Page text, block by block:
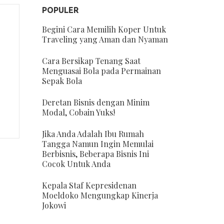
POPULER
Begini Cara Memilih Koper Untuk
Traveling yang Aman dan Nyaman
Cara Bersikap Tenang Saat
Menguasai Bola pada Permainan
Sepak Bola
Deretan Bisnis dengan Minim
Modal, Cobain Yuks!
Jika Anda Adalah Ibu Rumah
Tangga Namun Ingin Memulai
Berbisnis, Beberapa Bisnis Ini
Cocok Untuk Anda
Kepala Staf Kepresidenan
Moeldoko Mengungkap Kinerja
Jokowi